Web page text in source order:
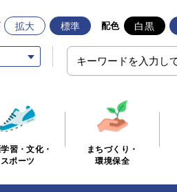
拡大 標準 配色 白黒
習・文化・
スポーツ
まちづくり・
環境保全